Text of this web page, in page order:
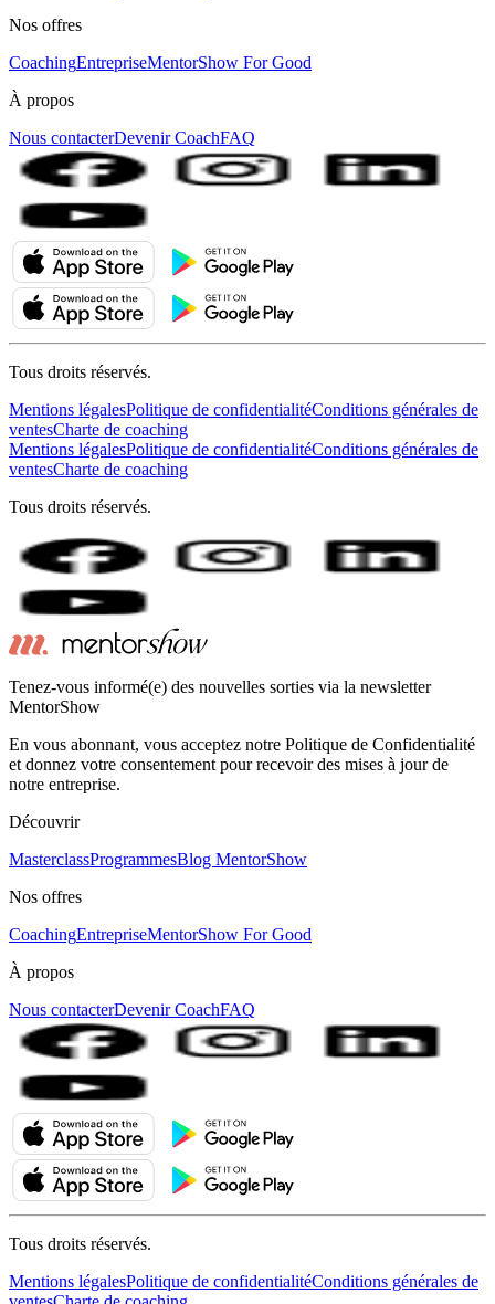
Nos offres
CoachingEntrepriseMentorShow For Good
À propos
Nous contacterDevenir CoachFAQ
Tous droits réservés.
Mentions légalesPolitique de confidentialitéConditions générales de
ventesCharte de coaching
Mentions légalesPolitique de confidentialitéConditions générales de
ventesCharte de coaching
Tous droits réservés.
Tenez-vous informé(e) des nouvelles sorties via la newsletter
MentorShow
En vous abonnant, vous acceptez notre Politique de Confidentialité
et donnez votre consentement pour recevoir des mises à jour de
notre entreprise.
Découvrir
MasterclassProgrammesBlog MentorShow
Nos offres
CoachingEntrepriseMentorShow For Good
À propos
Nous contacterDevenir CoachFAQ
Tous droits réservés.
Mentions légalesPolitique de confidentialitéConditions générales de